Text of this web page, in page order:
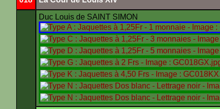
Duc Louis de SAINT SIMON